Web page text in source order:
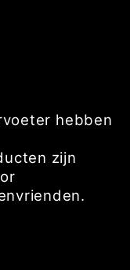
hebben
zijn